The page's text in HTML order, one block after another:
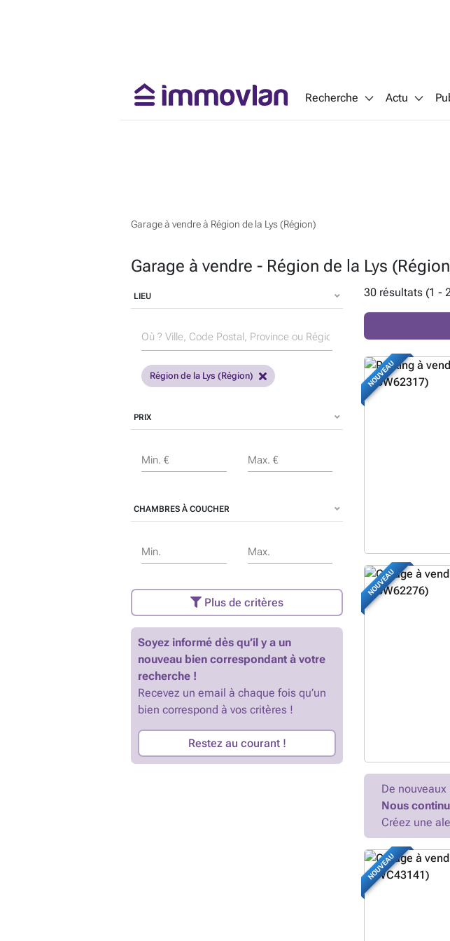
Recherche Actu
Garage à vendre à Région de la Lys (Région)
Garage à vendre - Région de la Lys
LIEU
Région de la Lys (Région)
PRIX
Min. € Max. €
CHAMBRES À COUCHER
Min. Max.
Plus de critères
Soyez informé dès qu’il y a un
nouveau bien correspondant à votre
recherche !
Recevez un email à chaque fois qu’un
bien correspond à vos critères !
Restez au courant !
30 résultats (1 -
NOUVEAU
NOUVEAU
De
Nous
Créez une
NOUVEAU